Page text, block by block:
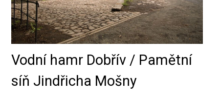
Vodní hamr Dobřív / Pamětní
síň Jindřicha Mošny